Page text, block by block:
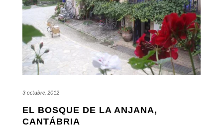
3 octubre, 2012
EL BOSQUE DE LA ANJANA,
CANTÁBRIA